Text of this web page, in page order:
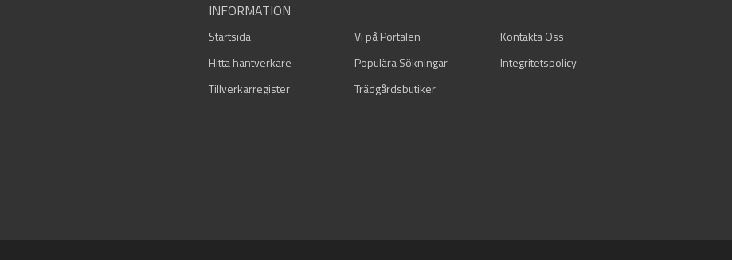
INFORMATION
Startsida Vi på Portalen
Kontakta Oss
Hitta hantverkare
Populära Sökningar
Integritetspolicy
Tillverkarregister
Trädgårdsbutiker